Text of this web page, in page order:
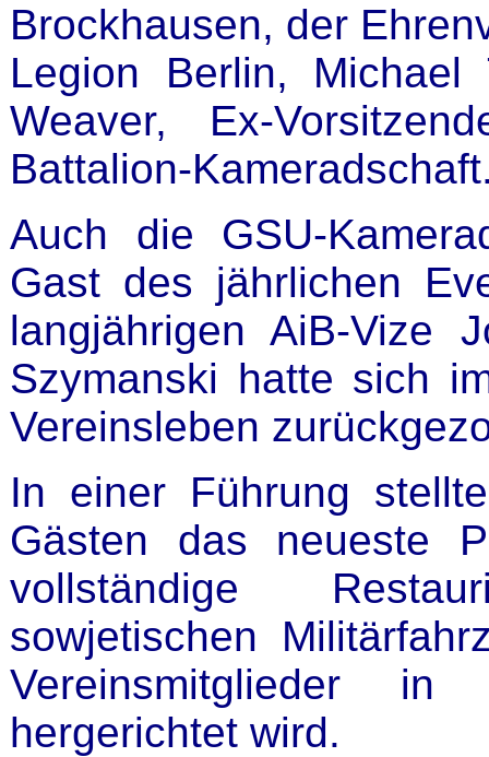
Brockhausen, der
Legion Berlin,
Weaver, Ex-
Battalion-
Auch die GSU-
Gast des jährlichen
langjährigen AiB-Vize
Szymanski hatte sich
Vereinsleben
In einer Führung
Gästen das neueste
vollständige
sowjetischen
Vereinsmitglieder
hergerichtet wird.